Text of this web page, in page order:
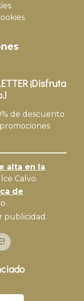
¡Disfruta
de descuento
alta en la
Calvo.
de
publicidad.